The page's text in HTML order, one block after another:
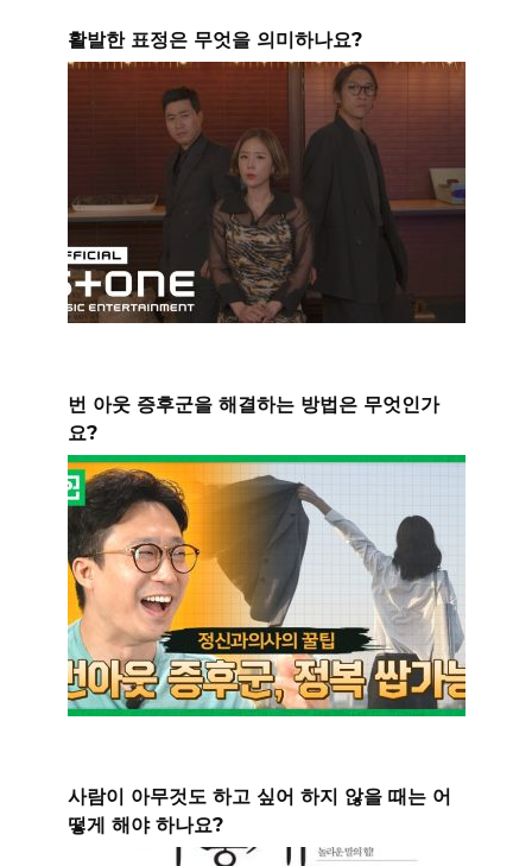
활발한 표정은 무엇을 의미하나요?
번 아웃 증후군을 해결하는 방법은 무엇인가
요?
사람이 아무것도 하고 싶어 하지 않을 때는 어
떻게 해야 하나요?